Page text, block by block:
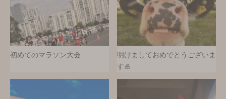
初めてのマラソン大会
明けましておめでとうございま
す🎍